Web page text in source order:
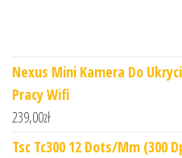
Nexus Mini Kamera Do
Pracy Wifi
239,00zł
Tsc Tc300 12 Dots/Mm (300